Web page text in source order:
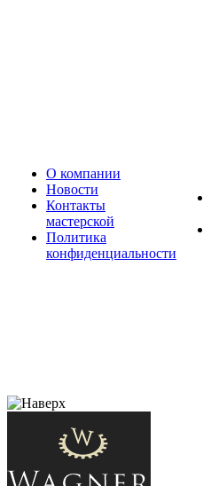
О компании
Новости
Контакты
мастерской
Политика
конфиденциальности